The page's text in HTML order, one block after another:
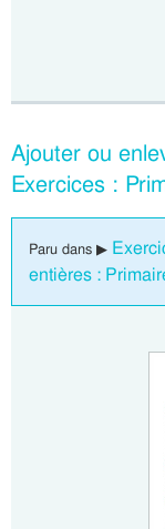
Ajouter ou
Exercices :
Paru dans ▶
entières :